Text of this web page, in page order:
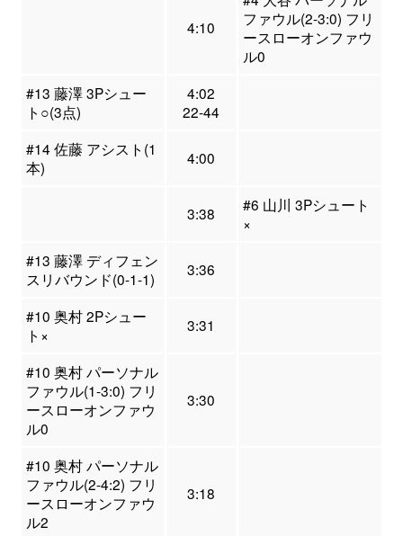
4:10
ファウル(2-3:0) フリ
ースローオンファウ
ル0
#13 藤澤 3Pシュー
ト○(3点)
4:02
22-44
#14 佐藤 アシスト(1
本)
4:00
3:38
#6 山川 3Pシュート
×
#13 藤澤 ディフェン
スリバウンド(0-1-1)
3:36
#10 奥村 2Pシュー
ト×
3:31
#10 奥村 パーソナル
ファウル(1-3:0) フリ
ースローオンファウ
ル0
3:30
#10 奥村 パーソナル
ファウル(2-4:2) フリ
ースローオンファウ
ル2
3:18